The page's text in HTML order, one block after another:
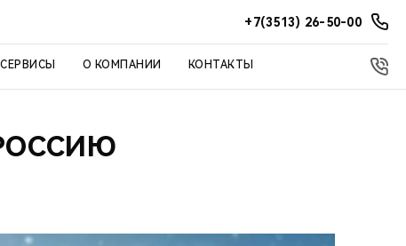
+7(3513) 26-50-00
О КОМПАНИИ КОНТАКТЫ